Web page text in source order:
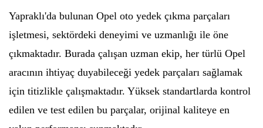
Yapraklı'da bulunan Opel oto yedek çıkma parçaları
işletmesi, sektördeki deneyimi ve uzmanlığı ile öne
çıkmaktadır. Burada çalışan uzman ekip, her türlü Opel
aracının ihtiyaç duyabileceği yedek parçaları sağlamak
için titizlikle çalışmaktadır. Yüksek standartlarda kontrol
edilen ve test edilen bu parçalar, orijinal kaliteye en